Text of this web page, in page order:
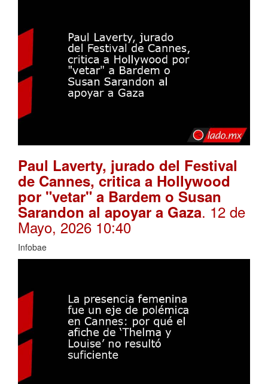
Paul Laverty, jurado del Festival
de Cannes, critica a Hollywood
por "vetar" a Bardem o Susan
Sarandon al apoyar a Gaza. 12 de
Mayo, 2026 10:40
Infobae